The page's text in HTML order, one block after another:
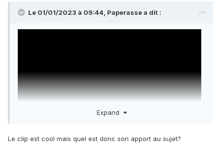
Le 01/01/2023 à 09:44, Paperassea dit :
Expand
Le clip est cool mais quel est donc son apport au sujet?